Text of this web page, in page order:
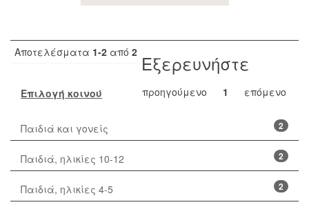
Αποτελέσματα 1-2 από 2
προηγούμενο 1 επόμενο
Εξερευνήστε
Επιλογή κοινού
2
Παιδιά και γονείς
2
Παιδιά, ηλικίες 10-12
2
Παιδιά, ηλικίες 4-5